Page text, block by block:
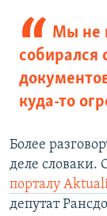
Мы не
куда-то
Более
деле словаки.
порталу
депутат